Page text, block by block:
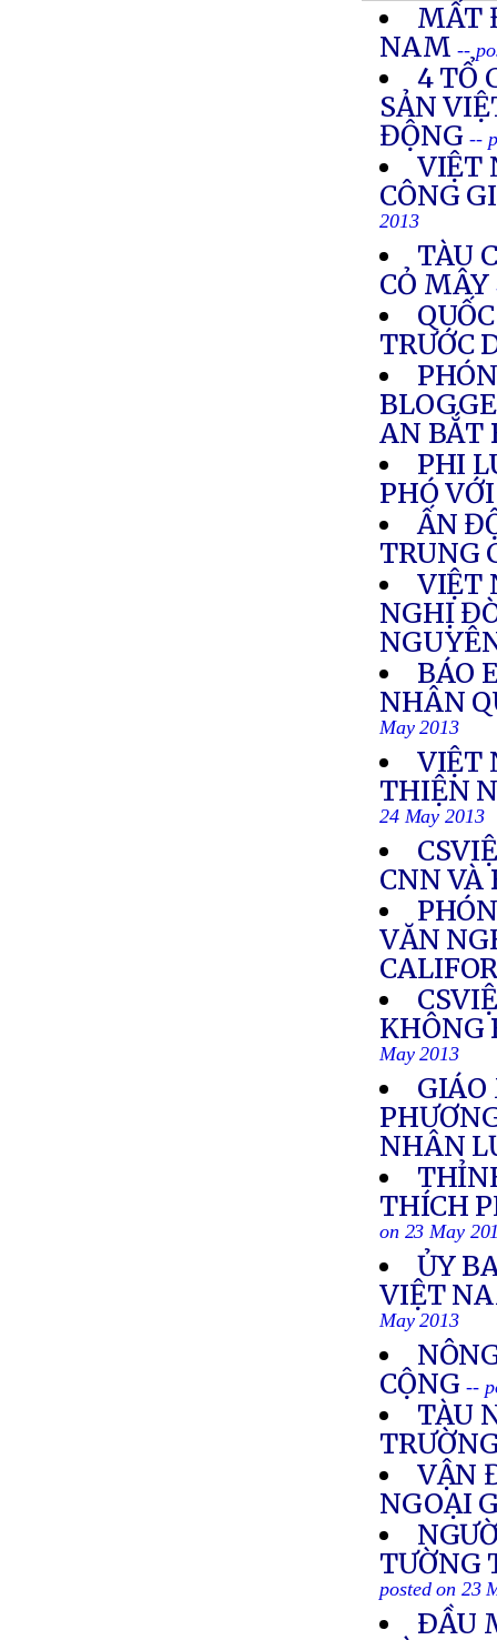
MẤT
NAM--
4 TỔ
SẢN
ĐỘNG --
VIỆT
CÔNG
2013
TÀU
CỎ MÂY
TRƯỚC
AN BẮT
PHI
PHÓ
ẤN
TRUNG
VIỆT
NGHỊ
BÁO
NHÂN
May 2013
VIỆT
THIỆN
24 May 2013
CNN VÀ
VĂN
KHÔNG
May 2013
GIÁO
NHÂN
THÍCH
on 23 May
ỦY
VIỆT
May 2013
CỘNG--
TÀU
VẬN
NGOẠI
TƯỜNG
posted on 23
ÐẦU